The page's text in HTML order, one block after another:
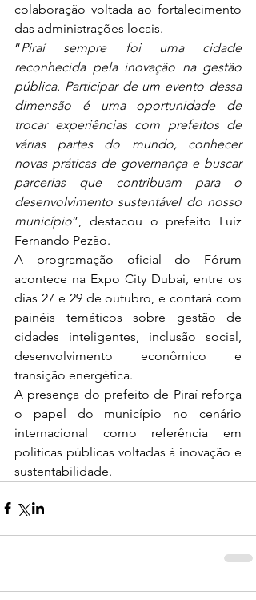
colaboração voltada ao fortalecimento
das administrações locais.
“Piraí sempre foi uma cidade
reconhecida pela inovação na gestão
pública. Participar de um evento dessa
dimensão é uma oportunidade de
trocar experiências com prefeitos de
várias partes do mundo, conhecer
novas práticas de governança e buscar
parcerias que contribuam para o
desenvolvimento sustentável do nosso
município”, destacou o prefeito Luiz
Fernando Pezão.
A programação oficial do Fórum
acontece na Expo City Dubai, entre os
dias 27 e 29 de outubro, e contará com
painéis temáticos sobre gestão de
cidades inteligentes, inclusão social,
desenvolvimento econômico e
transição energética.
A presença do prefeito de Piraí reforça
o papel do município no cenário
internacional como referência em
políticas públicas voltadas à inovação e
sustentabilidade.